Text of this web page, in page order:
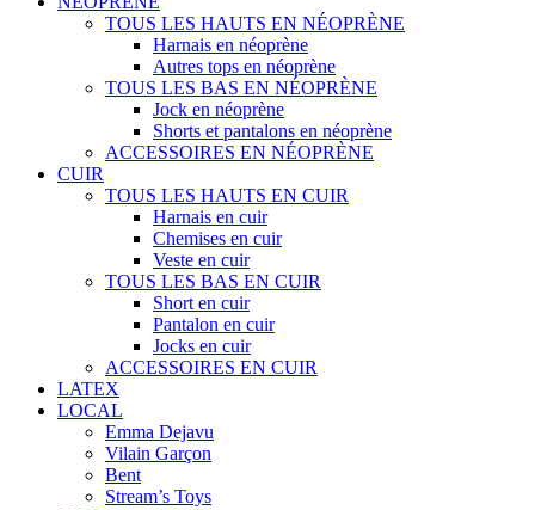
TOUS LES HAUTS EN NÉOPRÈNE
Harnais en néoprène
Autres tops en néoprène
TOUS LES BAS EN NÉOPRÈNE
Jock en néoprène
Shorts et pantalons en néoprène
ACCESSOIRES EN NÉOPRÈNE
CUIR
TOUS LES HAUTS EN CUIR
Harnais en cuir
Chemises en cuir
Veste en cuir
TOUS LES BAS EN CUIR
Short en cuir
Pantalon en cuir
Jocks en cuir
ACCESSOIRES EN CUIR
LATEX
LOCAL
Emma Dejavu
Vilain Garçon
Bent
Stream’s Toys